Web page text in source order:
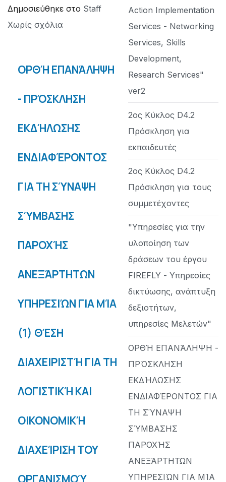
Δημοσιεύθηκε στο Staff
Χωρίς σχόλια
ΟΡΘΉ ΕΠΑΝΆΛΗΨΗ
- ΠΡΌΣΚΛΗΣΗ
ΕΚΔΉΛΩΣΗΣ
ΕΝΔΙΑΦΈΡΟΝΤΟΣ
ΓΙΑ ΤΗ ΣΎΝΑΨΗ
ΣΎΜΒΑΣΗΣ
ΠΑΡΟΧΉΣ
ΑΝΕΞΆΡΤΗΤΩΝ
ΥΠΗΡΕΣΙΏΝ ΓΙΑ ΜΊΑ
(1) ΘΈΣΗ
ΔΙΑΧΕΙΡΙΣΤΉ ΓΙΑ ΤΗ
ΛΟΓΙΣΤΙΚΉ ΚΑΙ
ΟΙΚΟΝΟΜΙΚΉ
ΔΙΑΧΕΊΡΙΣΗ ΤΟΥ
ΟΡΓΑΝΙΣΜΟΎ
Action Implementation
Services - Networking
Services, Skills
Development,
Research Services"
ver2
2ος Κύκλος D4.2
Πρόσκληση για
εκπαιδευτές
2ος Κύκλος D4.2
Πρόσκληση για τους
συμμετέχοντες
"Υπηρεσίες για την
υλοποίηση των
δράσεων του έργου
FIREFLY - Υπηρεσίες
δικτύωσης, ανάπτυξη
δεξιοτήτων,
υπηρεσίες Μελετών"
ΟΡΘΉ ΕΠΑΝΆΛΗΨΗ -
ΠΡΌΣΚΛΗΣΗ
ΕΚΔΉΛΩΣΗΣ
ΕΝΔΙΑΦΈΡΟΝΤΟΣ ΓΙΑ
ΤΗ ΣΎΝΑΨΗ
ΣΎΜΒΑΣΗΣ
ΠΑΡΟΧΉΣ
ΑΝΕΞΆΡΤΗΤΩΝ
ΥΠΗΡΕΣΙΏΝ ΓΙΑ ΜΊΑ